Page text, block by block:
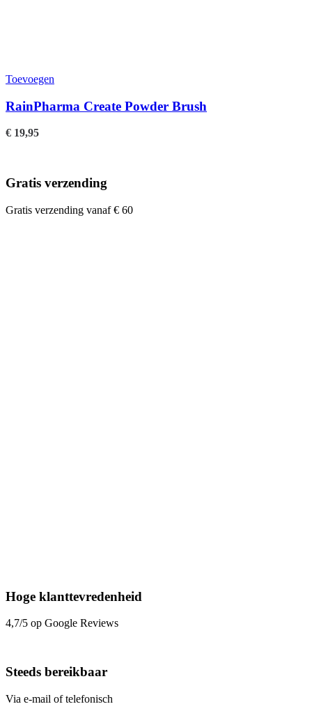
Toevoegen
RainPharma Create Powder Brush
€ 19,95
Gratis verzending
Gratis verzending vanaf € 60
Hoge klanttevredenheid
4,7/5 op Google Reviews
Steeds bereikbaar
Via e-mail of telefonisch